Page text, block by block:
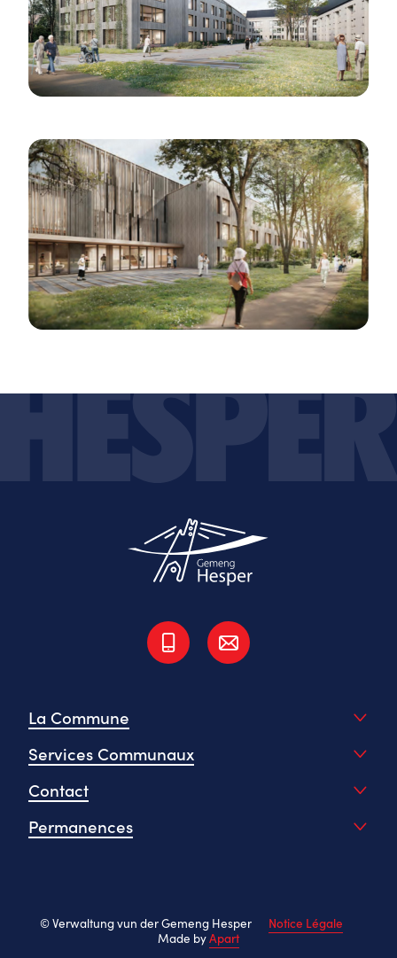
La Commune
Services Communaux
Contact
Permanences
© Verwaltung vun der Gemeng Hesper
Notice Légale
Made byApart